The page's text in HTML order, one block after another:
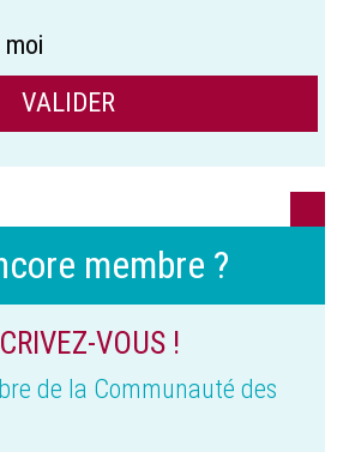
membre ?
VOUS !
de la Communauté des